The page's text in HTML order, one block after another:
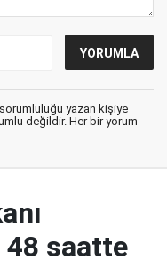
yazan kişiye
değildir. Her bir yorum
48 saatte